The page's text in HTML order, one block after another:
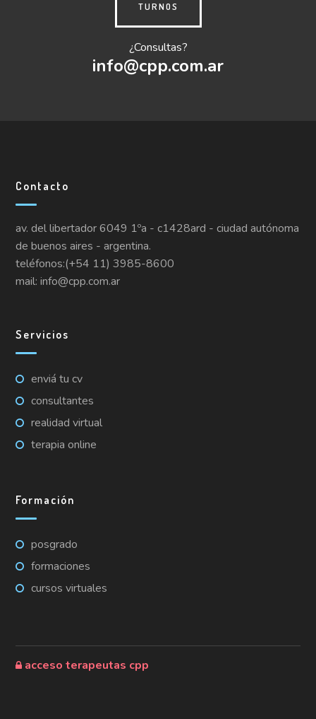
TURNOS
¿Consultas?
info@cpp.com.ar
Contacto
av. del libertador 6049 1ºa - c1428ard - ciudad autónoma
de buenos aires - argentina.
teléfonos:(+54 11) 3985-8600
mail: info@cpp.com.ar
Servicios
enviá tu cv
consultantes
realidad virtual
terapia online
Formación
posgrado
formaciones
cursos virtuales
acceso terapeutas cpp